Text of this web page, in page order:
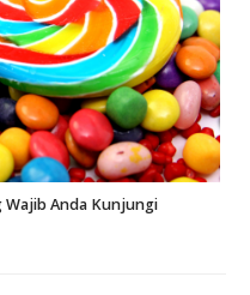
Wajib Anda Kunjungi